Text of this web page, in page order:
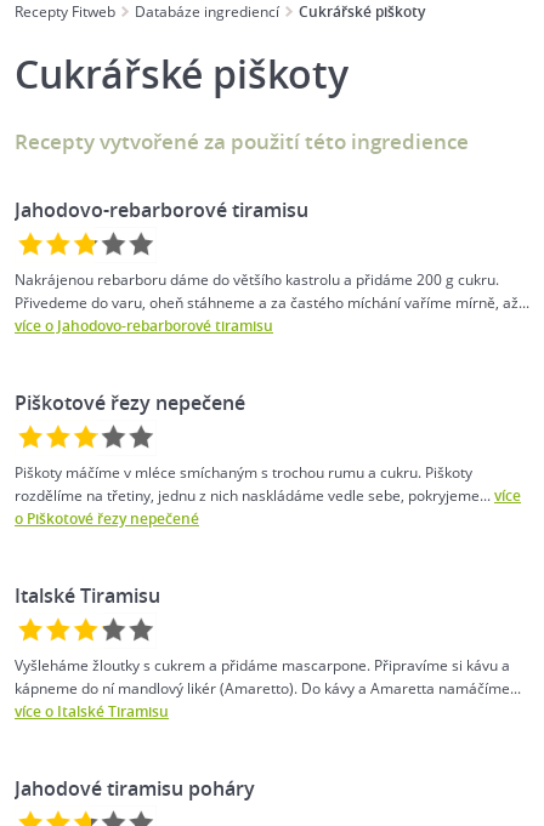
Recepty Fitweb Databáze ingrediencí Cukrářské piškoty
Cukrářské piškoty
Recepty vytvořené za použití této ingredience
Jahodovo-rebarborové tiramisu
Nakrájenou rebarboru dáme do většího kastrolu a přidáme 200 g cukru.
Přivedeme do varu, oheň stáhneme a za častého míchání vaříme mírně, až...
více o Jahodovo-rebarborové tiramisu
Piškotové řezy nepečené
Piškoty máčíme v mléce smíchaným s trochou rumu a cukru. Piškoty
rozdělíme na třetiny, jednu z nich naskládáme vedle sebe, pokryjeme...více
o Piškotové řezy nepečené
Italské Tiramisu
Vyšleháme žloutky s cukrem a přidáme mascarpone. Připravíme si kávu a
kápneme do ní mandlový likér (Amaretto). Do kávy a Amaretta namáčíme...
více o Italské Tiramisu
Jahodové tiramisu poháry